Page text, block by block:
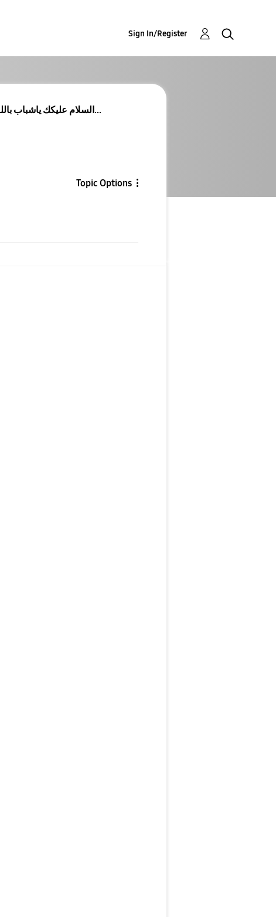
Sign In/Register
Re: Re: السلام عليكك ياشباب بالله نبي حل لادخال ال...
Topic Options